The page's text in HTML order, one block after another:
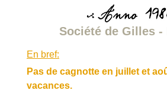
Société de Gilles -
En bref:
Pas de cagnotte en juillet et
vacances.